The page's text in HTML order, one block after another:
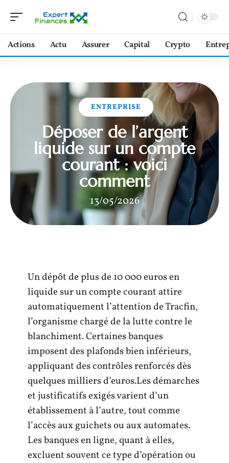
Actions Actu Assurer Capital Crypto
ENTREPRISE
Déposer de l’argent
liquide sur un compte
courant : voici
comment
13/05/2026
Un dépôt de plus de 10 000 euros en
liquide sur un compte courant attire
automatiquement l’attention de Tracfin,
l’organisme chargé de la lutte contre le
blanchiment. Certaines banques
imposent des plafonds bien inférieurs,
appliquant des contrôles renforcés dès
quelques milliers d’euros.Les démarches
et justificatifs exigés varient d’un
établissement à l’autre, tout comme
l’accès aux guichets ou aux automates.
Les banques en ligne, quant à elles,
excluent souvent ce type d’opération ou